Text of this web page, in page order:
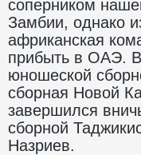
соперником
Замбии, однако
африканская
прибыть в ОАЭ. В
юношеской
сборная Новой
завершился
сборной
Назриев.